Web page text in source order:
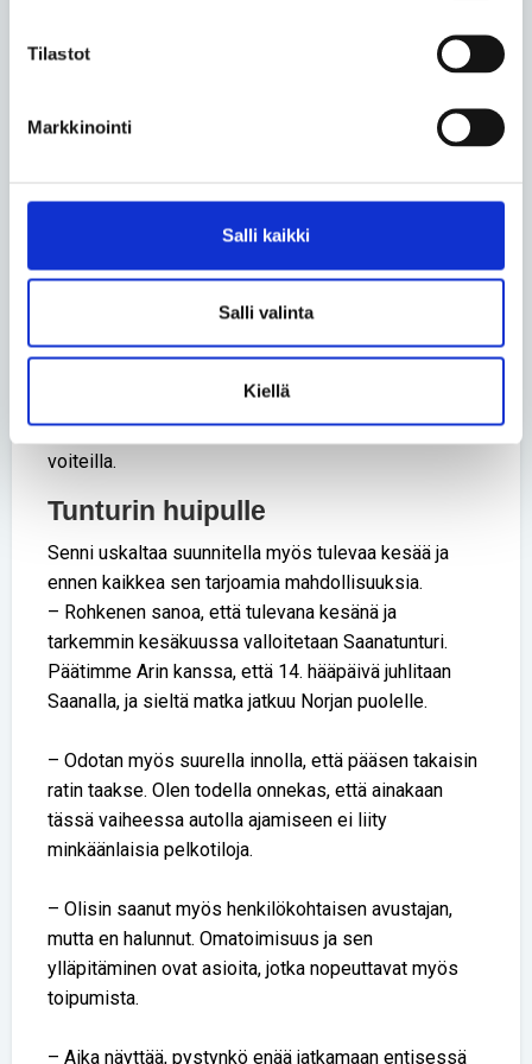
Tilastot
Markkinointi
Salli kaikki
Salli valinta
Kiellä
jalkatreenejä. Venyttely, kuminauhajumppa sekä
tulosta, Senni iloitsee.
käy myös kaksi kertaa viikossa fysioterapiassa.
hermokipulääkkeistä eroon pääseminen.
– Vieroituspäätös oli oma valintani. Vaikka kivut
olivat kovat ja hermosäryt edelleen päivittäisiä, niin
"huuruissa". Nyt pyrin pärjäämään särkylääkkeellä
sekä tulehduskipuun ja hermosärkyyn tarkoitetuilla
voiteilla.
Tunturin huipulle
Senni uskaltaa suunnitella myös tulevaa kesää ja
ennen kaikkea sen tarjoamia mahdollisuuksia.
– Rohkenen sanoa, että tulevana kesänä ja
tarkemmin kesäkuussa valloitetaan Saanatunturi.
Päätimme Arin kanssa, että 14. hääpäivä juhlitaan
Saanalla, ja sieltä matka jatkuu Norjan puolelle.
– Odotan myös suurella innolla, että pääsen takaisin
ratin taakse. Olen todella onnekas, että ainakaan
tässä vaiheessa autolla ajamiseen ei liity
minkäänlaisia pelkotiloja.
– Olisin saanut myös henkilökohtaisen avustajan,
mutta en halunnut. Omatoimisuus ja sen
ylläpitäminen ovat asioita, jotka nopeuttavat myös
toipumista.
– Aika näyttää, pystynkö enää jatkamaan entisessä